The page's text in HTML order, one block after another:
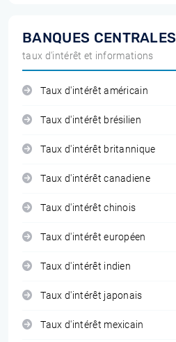
BANQUES CENTRALES
taux d'intérêt et informations
Taux d'intérêt américain
Taux d'intérêt brésilien
Taux d'intérêt britannique
Taux d'intérêt canadiene
Taux d'intérêt chinois
Taux d'intérêt européen
Taux d'intérêt indien
Taux d'intérêt japonais
Taux d'intérêt mexicain